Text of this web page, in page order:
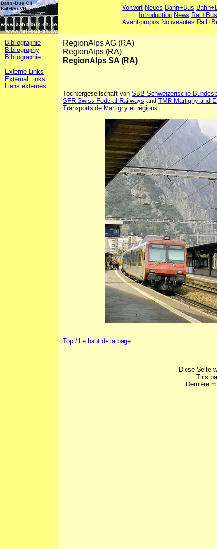
Vorwort Neues Bahn+Bus
Introduction News Rail+Bus
Avant-propos Nouveautés
Bibliographie
Bibliography
Bibliographie
Externe Links
External Links
Liens externes
RegionAlps AG (RA)
RegionAlps (RA)
RegionAlps SA (RA)
Tochtergesellschaft von SBB Schweizerische
SFR Swiss Federal Railways and TMR Martigny and
Transports de Martigny et régions
Top / Le haut de la page
Diese Seite
This
Dernière